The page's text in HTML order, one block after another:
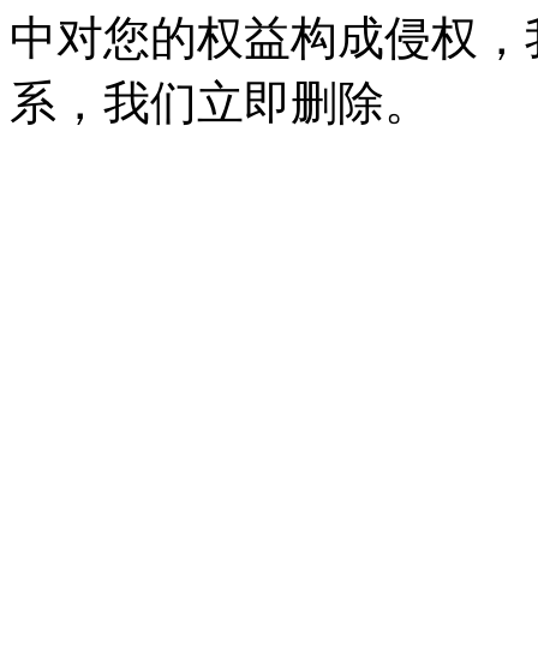
中对您的权益构成侵权
系，我们立即删除。